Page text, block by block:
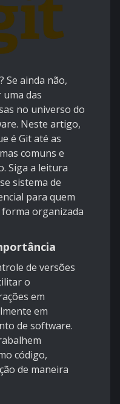
? Se ainda não,
das
no universo do
Neste artigo,
é Git até as
comuns e
Siga a leitura
sistema de
para quem
organizada
de versões
o
em
em
de software.
código,
de maneira